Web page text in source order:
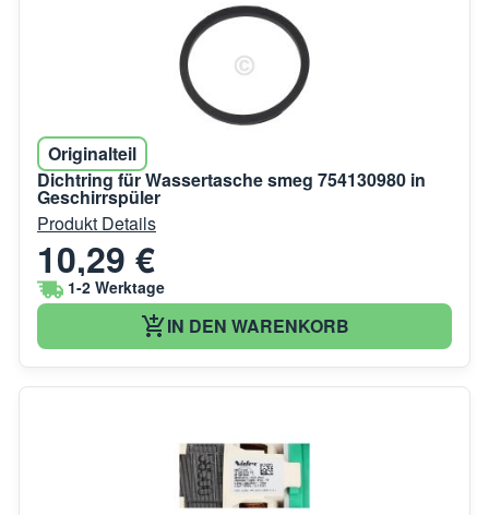
Originalteil
Dichtring für Wassertasche smeg 754130980 in
Geschirrspüler
Produkt Details
10,29 €
1-2 Werktage
IN DEN WARENKORB